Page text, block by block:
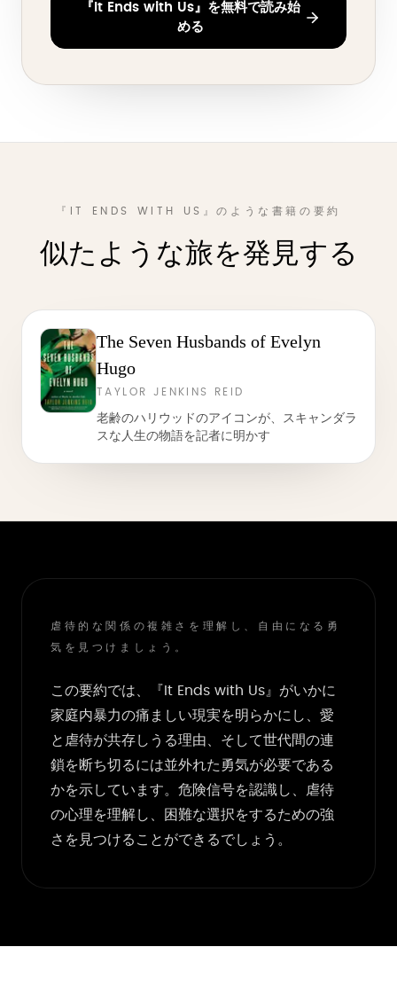
『It Ends with Us』を無料で読み始
める
『IT ENDS WITH US』のような書籍の要約
似たような旅を発見する
The Seven Husbands of Evelyn
Hugo
TAYLOR JENKINS REID
老齢のハリウッドのアイコンが、スキャンダラ
スな人生の物語を記者に明かす
虐待的な関係の複雑さを理解し、自由になる勇
気を見つけましょう。
この要約では、『It Ends with Us』がいかに
家庭内暴力の痛ましい現実を明らかにし、愛
と虐待が共存しうる理由、そして世代間の連
鎖を断ち切るには並外れた勇気が必要である
かを示しています。危険信号を認識し、虐待
の心理を理解し、困難な選択をするための強
さを見つけることができるでしょう。